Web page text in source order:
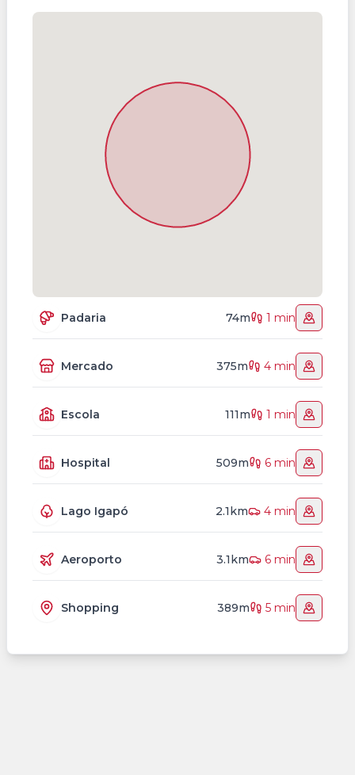
Padaria 74m 1 min
Mercado 375m 4 min
Escola 111m 1 min
Hospital 509m 6 min
Lago Igapó 2.1km 4 min
Aeroporto 3.1km 6 min
Shopping 389m 5 min